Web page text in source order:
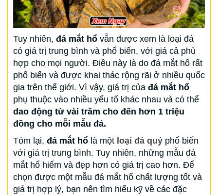
Tuy nhiên, đá mắt hổ vẫn được xem là loại đá
có giá trị trung bình và phổ biến, với giá cả phù
hợp cho mọi người. Điều này là do đá mắt hổ rất
phổ biến và được khai thác rộng rãi ở nhiều quốc
gia trên thế giới. Vì vậy, giá trị của đá mắt hổ
phụ thuộc vào nhiều yếu tố khác nhau và có thể
dao động từ vài trăm cho đến hơn 1 triệu
đồng cho mỗi mẫu đá.
Tóm lại, đá mắt hổ là một loại đá quý phổ biến
với giá trị trung bình. Tuy nhiên, những mẫu đá
mắt hổ hiếm và đẹp hơn có giá trị cao hơn. Để
chọn được một mẫu đá mắt hổ chất lượng tốt và
giá trị hợp lý, bạn nên tìm hiểu kỹ về các đặc